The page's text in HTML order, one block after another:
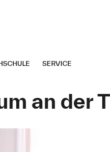
SERVICE
an der